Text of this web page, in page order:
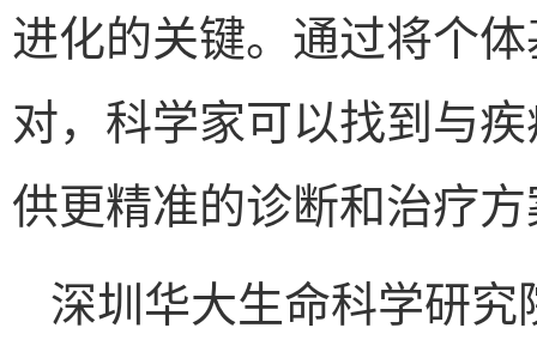
进化的关键。通过将个
对，科学家可以找到与
供更精准的诊断和治疗方
深圳华大生命科学研